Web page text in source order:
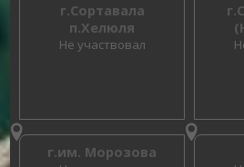
г.Сортавала
п.Хелюля
Не участвовал
г.им. Морозова